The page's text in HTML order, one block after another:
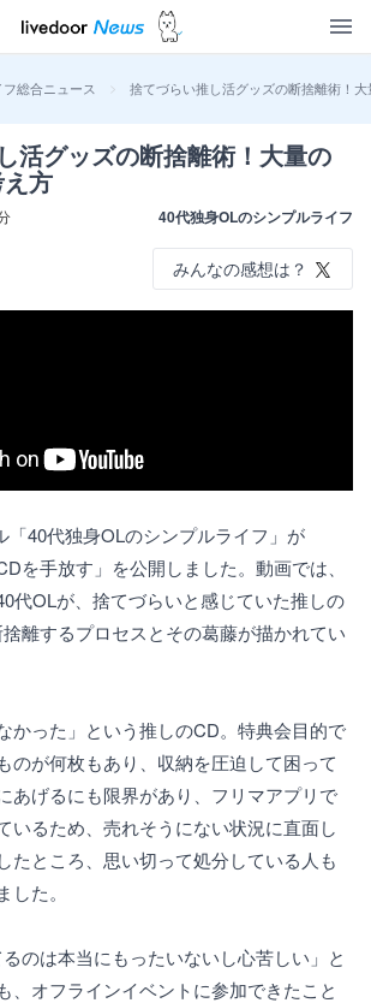
フ総合ニュース > 捨てづらい推し活グッズの断捨離術！
活グッズの断捨離術！大量の
方
40代独身OLのシンプルライフ
みんなの感想は？
「40代独身OLのシンプルライフ」が
を手放す」を公開しました。動画では、
代OLが、捨てづらいと感じていた推しの
離するプロセスとその葛藤が描かれてい
かった」という推しのCD。特典会目的で
のが何枚もあり、収納を圧迫して困って
あげるにも限界があり、フリマアプリで
いるため、売れそうにない状況に直面し
たところ、思い切って処分している人も
た。
るのは本当にもったいないし心苦しい」と
、オフラインイベントに参加できたこと